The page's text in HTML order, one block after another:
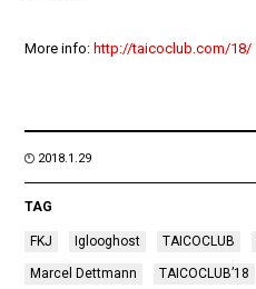
More info:http://taicoclub.com/18/
2018.1.29
TAG
FKJ Iglooghost TAICOCLUB
Marcel Dettmann TAICOCLUB’18